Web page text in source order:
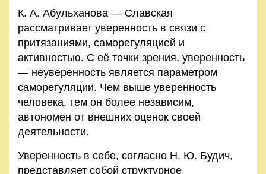
К. А. Абульханова — Славская
рассматривает уверенность в связи с
притязаниями, саморегуляцией и
активностью. С её точки зрения, уверенность
— неуверенность является параметром
саморегуляции. Чем выше уверенность
человека, тем он более независим,
автономен от внешних оценок своей
деятельности.
Уверенность в себе, согласно Н. Ю. Будич,
представляет собой структурное